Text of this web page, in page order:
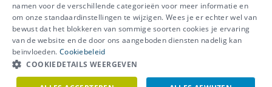
IBEVE maakt deel uit van Groep
IDEWE
Disclaimer-Privacy-Cookiebeleid
Meer vragen? Neem
meteen contact op.
namen voor de verschillende categorieën voor meer informatie en
om onze standaardinstellingen te wijzigen. Wees je er echter wel van
bewust dat het blokkeren van sommige soorten cookies je ervaring
van de website en de door ons aangeboden diensten nadelig kan
beïnvloeden. Cookiebeleid
COOKIEDETAILS WEERGEVEN